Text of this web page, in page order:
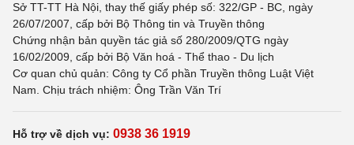
Sở TT-TT Hà Nội, thay thế giấy phép số: 322/GP - BC, ngày
26/07/2007, cấp bởi Bộ Thông tin và Truyền thông
Chứng nhận bản quyền tác giả số 280/2009/QTG ngày
16/02/2009, cấp bởi Bộ Văn hoá - Thể thao - Du lịch
Cơ quan chủ quản: Công ty Cổ phần Truyền thông Luật Việt
Nam. Chịu trách nhiệm: Ông Trần Văn Trí
Hỗ trợ về dịch vụ: 0938 36 1919